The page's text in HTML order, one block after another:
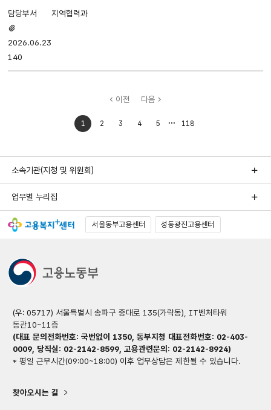
지역협력과
있음
2026.06.23
140
이전
처음으로
1 2 3 4 5
마지막으로
118
다음
소속기관(지청 및 위원회)
업무별 누리집
서울동부고용센터 성동광진고용센터
(우: 05717) 서울특별시 송파구 중대로 135(가락동), IT벤처타워
동관10~11층
(대표 문의전화번호: 국번없이 1350, 동부지청 대표전화번호: 02-403-
0009, 당직실: 02-2142-8599, 고용관련문의: 02-2142-8924)
* 평일 근무시간(09:00~18:00) 이후 업무상담은 제한될 수 있습니다.
찾아오시는 길